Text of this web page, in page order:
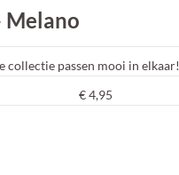
Melano
collectie passen mooi in elkaar!
€ 4,95